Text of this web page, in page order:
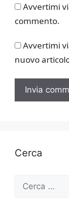
Avvertimi
commento.
Avvertimi
nuovo
Cerca
per: